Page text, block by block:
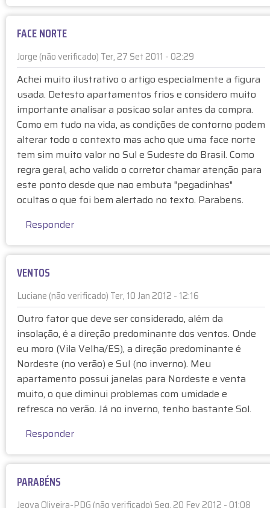
o
v
e
r
i
f
i
c
a
d
o
)
n
n
m
o
(
n
ã
v
e
r
i
f
a
d
o
FACE NORTE
Jorge (não verificado) Ter, 27 Set 2011 - 02:29
Achei muito ilustrativo o artigo especialmente a figura
usada. Detesto apartamentos frios e considero muito
importante analisar a posicao solar antes da compra.
Como em tudo na vida, as condições de contorno podem
alterar todo o contexto mas acho que uma face norte
tem sim muito valor no Sul e Sudeste do Brasil. Como
regra geral, acho valido o corretor chamar atenção para
este ponto desde que nao embuta "pegadinhas"
ocultas o que foi bem alertado no texto. Parabens.
Responder
VENTOS
Luciane (não verificado) Ter, 10 Jan 2012 - 12:16
E
m
r
e
s
p
o
s
F
a
c
e
Outro fator que deve ser considerado, além da
insolação, é a direção predominante dos ventos. Onde
eu moro (Vila Velha/ES), a direção predominante é
Nordeste (no verão) e Sul (no inverno). Meu
apartamento possui janelas para Nordeste e venta
muito, o que diminui problemas com umidade e
refresca no verão. Já no inverno, tenho bastante Sol.
Responder
PARABÉNS
Jeova Oliveira-PDG (não verificado) Seg, 20 Fev 2012 - 01:08